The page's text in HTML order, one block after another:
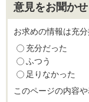
意見をお聞か
お求めの情報は充
充分だった
ふつう
足りなかった
このページの内容